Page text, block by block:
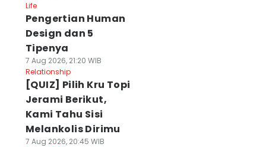
Life
Pengertian Human
Design dan 5
Tipenya
7 Aug 2026, 21:20 WIB
Relationship
[QUIZ] Pilih Kru Topi
Jerami Berikut,
Kami Tahu Sisi
Melankolis Dirimu
7 Aug 2026, 20:45 WIB